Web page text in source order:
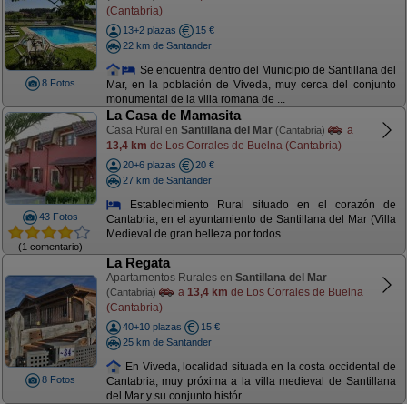
8 Fotos
(Cantabria)
13+2 plazas
15 €
22 km de Santander
Se encuentra dentro del Municipio de Santillana del
Mar, en la población de Viveda, muy cerca del conjunto
monumental de la villa romana de ...
43 Fotos
(1 comentario)
La Casa de Mamasita
Casa Rural en Santillana del Mar (Cantabria)
a
13,4 km de Los Corrales de Buelna (Cantabria)
20+6 plazas
20 €
27 km de Santander
Establecimiento Rural situado en el corazón de
Cantabria, en el ayuntamiento de Santillana del Mar (Villa
Medieval de gran belleza por todos ...
8 Fotos
La Regata
Apartamentos Rurales en Santillana del Mar
(Cantabria) a 13,4 km de Los Corrales de Buelna
(Cantabria)
40+10 plazas
15 €
25 km de Santander
En Viveda, localidad situada en la costa occidental de
Cantabria, muy próxima a la villa medieval de Santillana
del Mar y su conjunto histór ...